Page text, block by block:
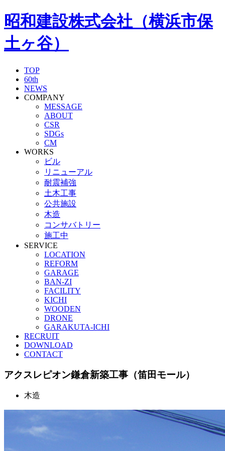
昭和建設株式会社（横浜市保
土ヶ谷）
TOP
60th
NEWS
COMPANY
MESSAGE
ABOUT
CSR
SDGs
CM
WORKS
ビル
リニューアル
耐震補強
土木工事
公共施設
木造
コンサバトリー
施工中
SERVICE
LOCATION
REFORM
GARAGE
BAN-ZI
FACILITY
KICHI
WOODEN
DRONE
GARAKUTA-ICHI
RECRUIT
DOWNLOAD
CONTACT
アクスレピオン鎌倉新築工事（笛田モール）
木造